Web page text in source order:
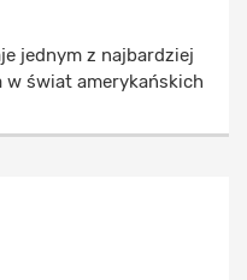
jednym z najbardziej
świat amerykańskich